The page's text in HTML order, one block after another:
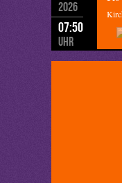
2026
07:50
Uhr